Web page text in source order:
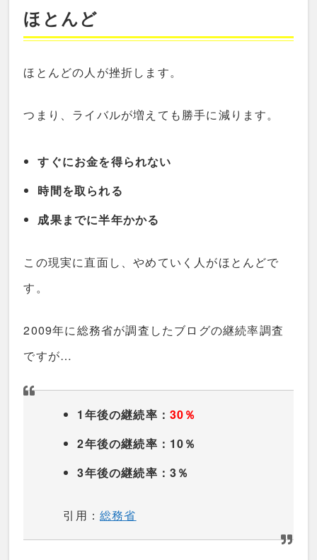
ほとんど
ほとんどの人が挫折します。
つまり、ライバルが増えても勝手に減ります。
すぐにお金を得られない
時間を取られる
成果までに半年かかる
この現実に直面し、やめていく人がほとんどで
す。
2009年に総務省が調査したブログの継続率調査
ですが…
1年後の継続率：30％
2年後の継続率：10％
3年後の継続率：3％
引用：総務省